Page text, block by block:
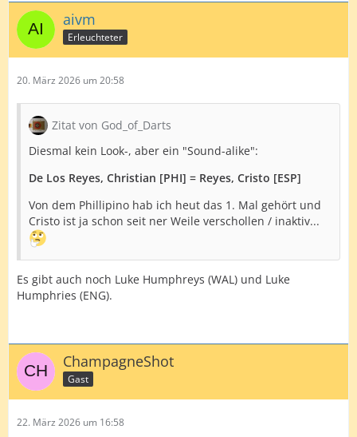
aivm
Erleuchteter
20. März 2026 um 20:58
Zitat von God_of_Darts
Diesmal kein Look-, aber ein "Sound-alike":
De Los Reyes, Christian [PHI] = Reyes, Cristo [ESP]
Von dem Phillipino hab ich heut das 1. Mal gehört und
Cristo ist ja schon seit ner Weile verschollen / inaktiv...
Es gibt auch noch Luke Humphreys (WAL) und Luke
Humphries (ENG).
ChampagneShot
Gast
22. März 2026 um 16:58